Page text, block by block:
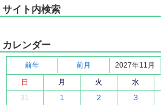
サイト内検索
カレンダー
前年 前月 2027年11月
日
月 火 水
31
1 2 3